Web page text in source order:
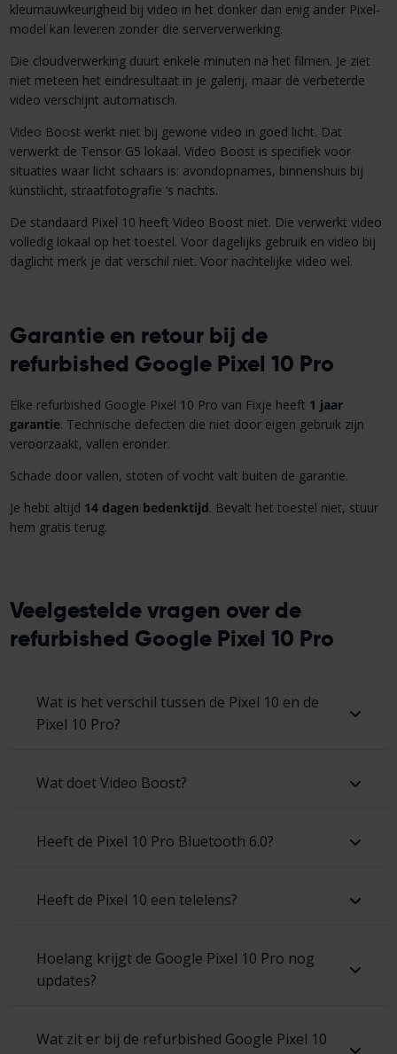
kleurnauwkeurigheid bij video in het donker dan enig ander Pixel-
model kan leveren zonder die serververwerking.
Die cloudverwerking duurt enkele minuten na het filmen. Je ziet
niet meteen het eindresultaat in je galerij, maar de verbeterde
video verschijnt automatisch.
Video Boost werkt niet bij gewone video in goed licht. Dat
verwerkt de Tensor G5 lokaal. Video Boost is specifiek voor
situaties waar licht schaars is: avondopnames, binnenshuis bij
kunstlicht, straatfotografie ‘s nachts.
De standaard Pixel 10 heeft Video Boost niet. Die verwerkt video
volledig lokaal op het toestel. Voor dagelijks gebruik en video bij
daglicht merk je dat verschil niet. Voor nachtelijke video wel.
Garantie en retour bij de
refurbished Google Pixel 10 Pro
Elke refurbished Google Pixel 10 Pro van Fixje heeft 1 jaar
garantie. Technische defecten die niet door eigen gebruik zijn
veroorzaakt, vallen eronder.
Schade door vallen, stoten of vocht valt buiten de garantie.
Je hebt altijd 14 dagen bedenktijd. Bevalt het toestel niet, stuur
hem gratis terug.
Veelgestelde vragen over de
refurbished Google Pixel 10 Pro
Wat is het verschil tussen de Pixel 10 en de
Pixel 10 Pro?
Wat doet Video Boost?
Heeft de Pixel 10 Pro Bluetooth 6.0?
Heeft de Pixel 10 een telelens?
Hoelang krijgt de Google Pixel 10 Pro nog
updates?
Wat zit er bij de refurbished Google Pixel 10